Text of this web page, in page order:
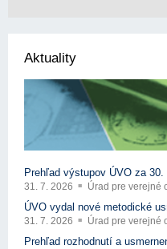
Aktuality
Prehľad výstupov ÚVO za 30.
31. 7. 2026 Úrad pre verejné
ÚVO vydal nové metodické
31. 7. 2026 Úrad pre verejné
Prehľad rozhodnutí a